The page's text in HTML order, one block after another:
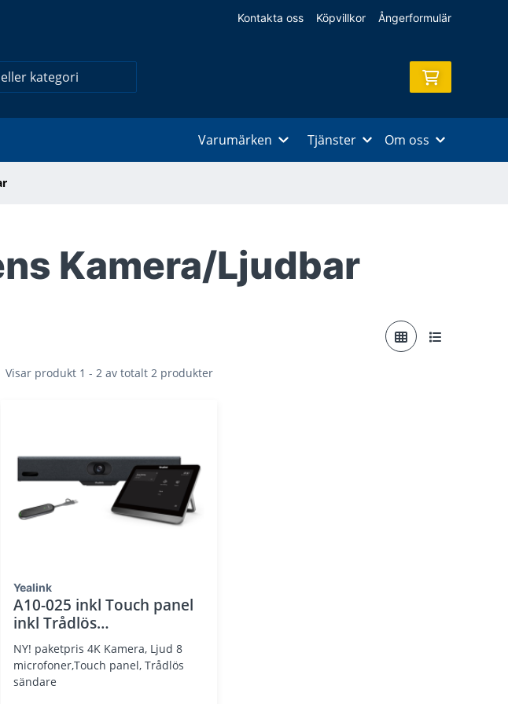
Kontakta oss Köpvillkor Ångerformulär
Varumärken Tjänster Om oss
Kamera/Ljudbar
Visar produkt 1 - 2 av totalt 2 produkter
Yealink
A10-025 inkl Touch panel
inkl Trådlös
PC/SmartPhone sändare
NY! paketpris 4K Kamera, Ljud 8
microfoner,Touch panel, Trådlös
sändare